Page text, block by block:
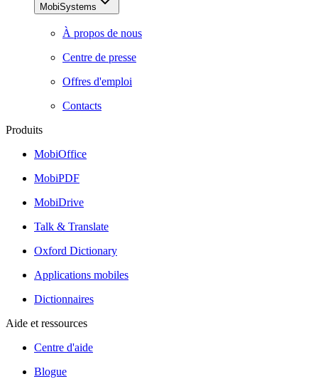
MobiSystems
À propos de nous
Centre de presse
Offres d'emploi
Contacts
Produits
MobiOffice
MobiPDF
MobiDrive
Talk & Translate
Oxford Dictionary
Applications mobiles
Dictionnaires
Aide et ressources
Centre d'aide
Blogue